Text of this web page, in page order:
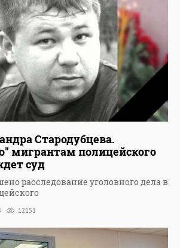
Стародубцева.
мигрантам полицейского
суд
расследование уголовного дела в
12151